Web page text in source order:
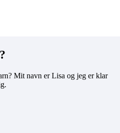
Mit navn er Lisa og jeg er klar